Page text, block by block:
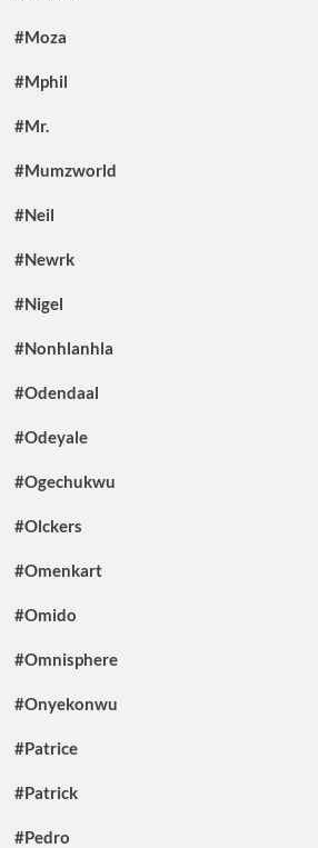
#Moza
#Mphil
#Mr.
#Mumzworld
#Neil
#Newrk
#Nigel
#Nonhlanhla
#Odendaal
#Odeyale
#Ogechukwu
#Olckers
#Omenkart
#Omido
#Omnisphere
#Onyekonwu
#Patrice
#Patrick
#Pedro